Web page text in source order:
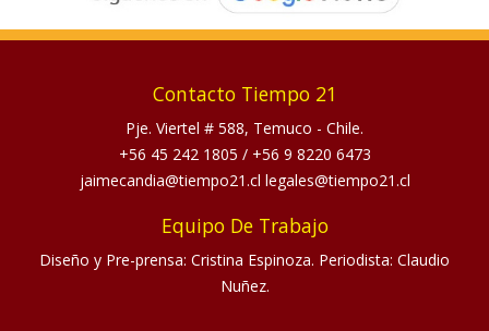
Contacto Tiempo 21
Pje. Viertel # 588, Temuco - Chile.
+56 45 242 1805 / +56 9 8220 6473
jaimecandia@tiempo21.cl legales@tiempo21.cl
Equipo De Trabajo
Diseño y Pre-prensa: Cristina Espinoza. Periodista: Claudio
Nuñez.